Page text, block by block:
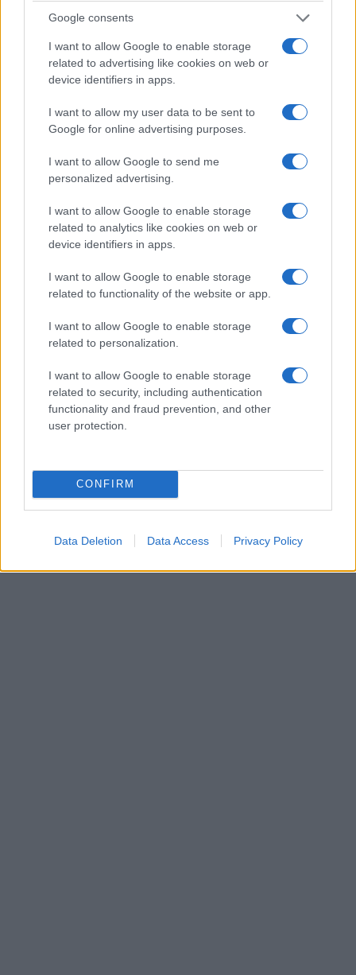
Google consents
I want to allow Google to enable storage
related to advertising like cookies on web or
device identifiers in apps.
I want to allow my user data to be sent to
Google for online advertising purposes.
I want to allow Google to send me
personalized advertising.
I want to allow Google to enable storage
related to analytics like cookies on web or
device identifiers in apps.
I want to allow Google to enable storage
related to functionality of the website or app.
I want to allow Google to enable storage
related to personalization.
I want to allow Google to enable storage
related to security, including authentication
functionality and fraud prevention, and other
user protection.
CONFIRM
Data Deletion Data Access Privacy Policy